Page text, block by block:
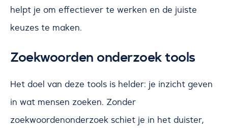
helpt je om effectiever te werken en de juiste
keuzes te maken.
Zoekwoorden onderzoek tools
Het doel van deze tools is helder: je inzicht geven
in wat mensen zoeken. Zonder
zoekwoordenonderzoek schiet je in het duister,